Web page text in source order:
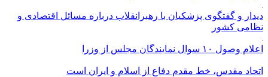
دیدار و گفتگوی پزشکیان با رهبرانقلاب درباره مسائل اقتصادی و
نظامی کشور
اعلام وصول ۱۰ سوال نمایندگان مجلس از وزرا
اتحاد مقدس، خط مقدم دفاع از اسلام و ایران است